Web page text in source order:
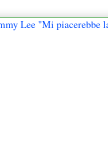
Lee "Mi piacerebbe